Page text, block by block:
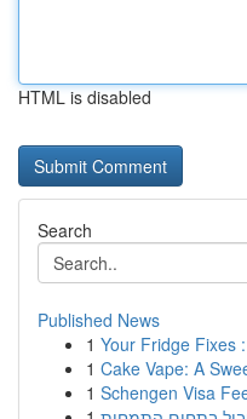
HTML is disabled
Search
Published News
1 Your Fridge Fixes
1 Cake Vape: A
1 Schengen Visa